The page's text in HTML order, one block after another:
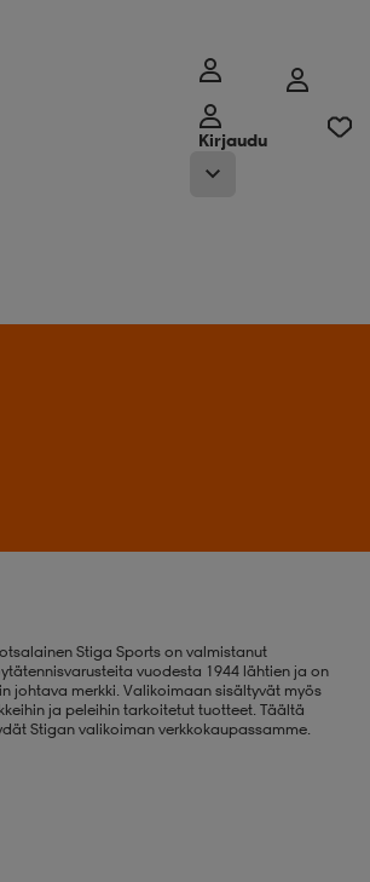
Kirjaudu
Stiga Sports on valmistanut
vuodesta 1944 lähtien ja on
johtava merkki. Valikoimaan sisältyvät myös
ja peleihin tarkoitetut tuotteet. Täältä
Stigan valikoiman verkkokaupassamme.